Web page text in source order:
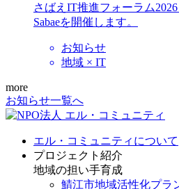
さばえIT推進フォーラム
Sabaeを開催します。
お知らせ
地域 × IT
more
お知らせ一覧へ
エル・コミュニティについて
プロジェクト紹介
地域の担い手育成
鯖江市地域活性化プラ